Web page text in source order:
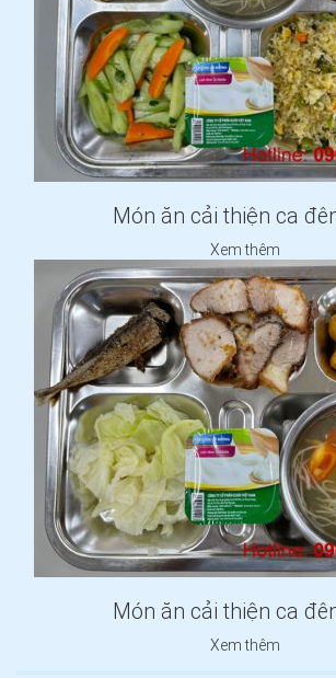
Món ăn cải thiện ca
Xem thêm
Món ăn cải thiện ca
Xem thêm